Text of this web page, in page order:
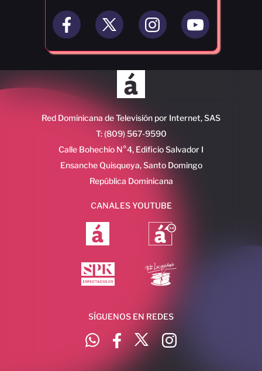
Red Dominicana de Televisión por Internet, SAS
T: (809) 567-9590
Calle Bohechio N°4, Edificio Salvador I
Ensanche Quisqueya, Santo Domingo
República Dominicana
CANALES YOUTUBE
SÍGUENOS EN REDES